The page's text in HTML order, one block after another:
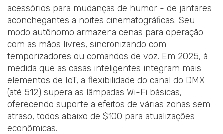
acessórios para mudanças de humor - de jantares
aconchegantes a noites cinematográficas. Seu
modo autônomo armazena cenas para operação
com as mãos livres, sincronizando com
temporizadores ou comandos de voz. Em 2025, à
medida que as casas inteligentes integram mais
elementos de IoT, a flexibilidade do canal do DMX
(até 512) supera as lâmpadas Wi-Fi básicas,
oferecendo suporte a efeitos de várias zonas sem
atraso, todos abaixo de $100 para atualizações
econômicas.